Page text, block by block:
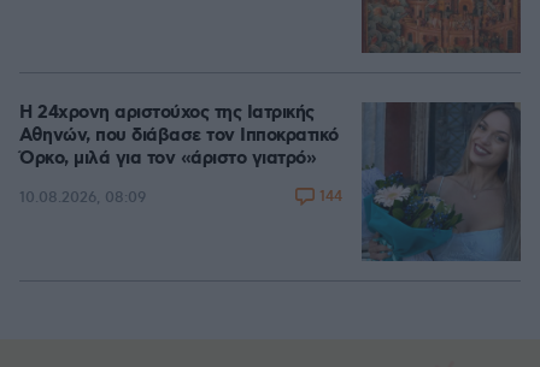
Η 24χρονη αριστούχος της Ιατρικής
Αθηνών, που διάβασε τον Ιπποκρατικό
Όρκο, μιλά για τον «άριστο γιατρό»
10.08.2026, 08:09 144